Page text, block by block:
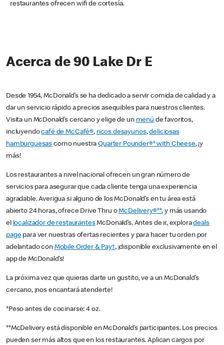
restaurantes ofrecen wifi de cortesía.
Acerca de 90 Lake Dr E
Desde 1954, McDonald’s se ha dedicado a servir comida de calidad y a
dar un servicio rápido a precios asequibles para nuestros clientes.
Visita un McDonald’s cercano y elige de un menú de favoritos,
incluyendocafé de McCafé®, ricos desayunos,deliciosas
hamburguesas como nuestraQuarter Pounder®* with Cheese, ¡y
más!
Los restaurantes a nivel nacional ofrecen un gran número de
servicios para asegurar que cada cliente tenga una experiencia
agradable. Averigua si alguno de los McDonald’s en tu área está
abierto 24 horas, ofrece Drive Thru oMcDelivery®**, y más usando
el localizador de restaurantesMcDonald’s. Antes de ir, exploradeals
pagepara ver nuestras ofertas recientes y para hacer tu orden por
adelantado con Mobile Order & Pay†, ¡disponible exclusivamente en el
app de McDonald’s!
La próxima vez que quieras darte un gustito, ve a un McDonald’s
cercano, ¡nos encantará atenderte!
*Peso antes de cocinarse: 4 oz.
**McDelivery está disponible en McDonald’s participantes. Los precios
pueden ser más altos que en los restaurantes. Aplican cargos por